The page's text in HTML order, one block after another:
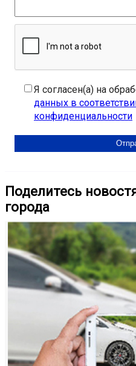
Я согласен(а) на
данных в
конфиденциальности
Поделитесь
города